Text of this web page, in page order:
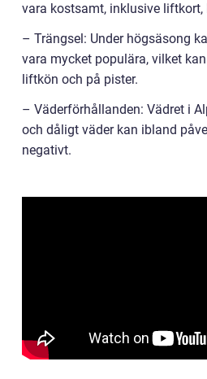
vara kostsamt, inklusive liftkort,
– Trängsel: Under högsäsong
vara mycket populära, vilket
liftkön och på pister.
– Väderförhållanden: Vädret i
och dåligt väder kan ibland
negativt.